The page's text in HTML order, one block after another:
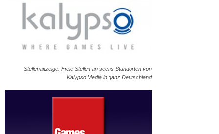
Stellenanzeige: Freie Stellen an sechs Standorten von
Kalypso Media in ganz Deutschland